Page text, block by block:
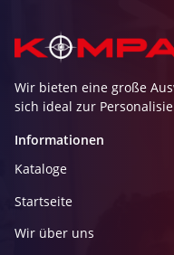
Wir bieten eine große
sich ideal zur
Informationen
Kataloge
Startseite
Wir über uns